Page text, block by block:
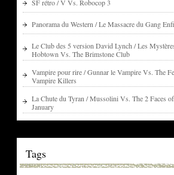
SF rétro / V Vs. Robocop 3
Panorama du Western / Le Massacre du Gang
Le Club des 5 version David Lynch / Les
Hobtown Vs. The Brimstone Club
Vampire pour rire / Gunnar le Vampire Vs. The
Vampire Killers
La Chute du Tyran / Mussolini Vs. The 2 Faces of
January
Tags